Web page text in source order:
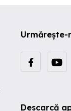
Urmărește-
Descarcă